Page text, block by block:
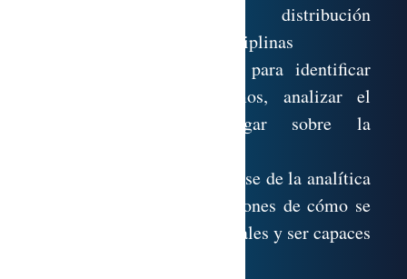
su correspondiente distribución
presupuestaria por disciplinas
Uso de herramientas para identificar
tendencias y consumos, analizar el
mercado e investigar sobre la
Entendimiento de la base de la analítica
digital para tener nociones de cómo se
generan los datos digitales y ser capaces